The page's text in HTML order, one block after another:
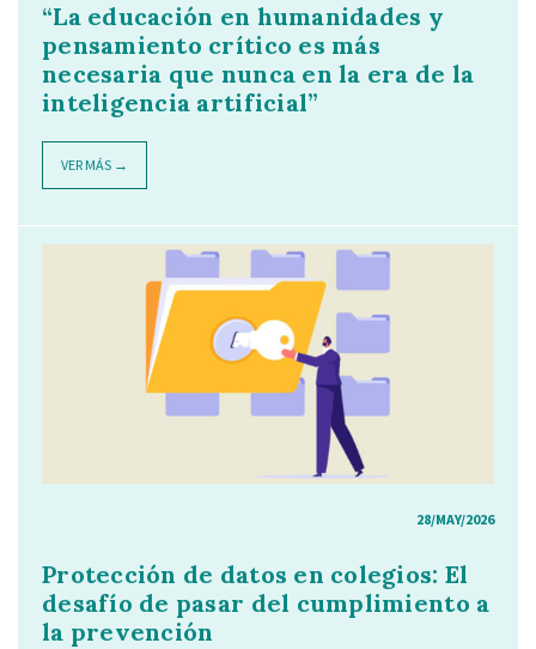
“La educación en humanidades y
pensamiento crítico es más
necesaria que nunca en la era de la
inteligencia artificial”
VER MÁS →
28/MAY/2026
Protección de datos en colegios: El
desafío de pasar del cumplimiento a
la prevención